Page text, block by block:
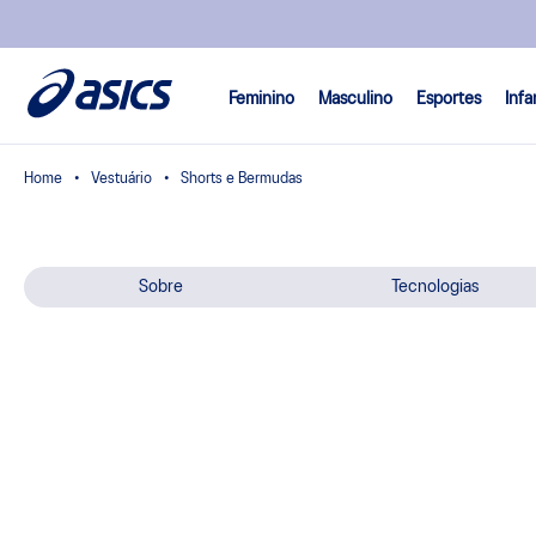
Feminino Masculino Esportes
Vestuário Shorts e Bermudas
Sobre Tecnologias